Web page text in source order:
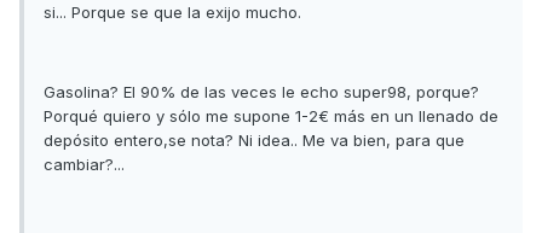
si... Porque se que la exijo mucho.
Gasolina? El 90% de las veces le echo super98, porque?
Porqué quiero y sólo me supone 1-2€ más en un llenado de
depósito entero,se nota? Ni idea.. Me va bien, para que
cambiar?...